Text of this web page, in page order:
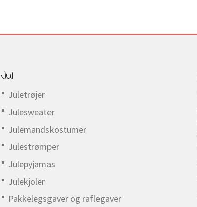
Jul
Juletrøjer
Julesweater
Julemandskostumer
Julestrømper
Julepyjamas
Julekjoler
Pakkelegsgaver og raflegaver